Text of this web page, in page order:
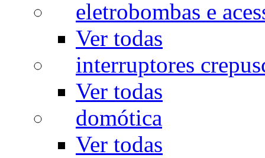
eletrobombas e
Ver todas
interruptores
Ver todas
domótica
Ver todas